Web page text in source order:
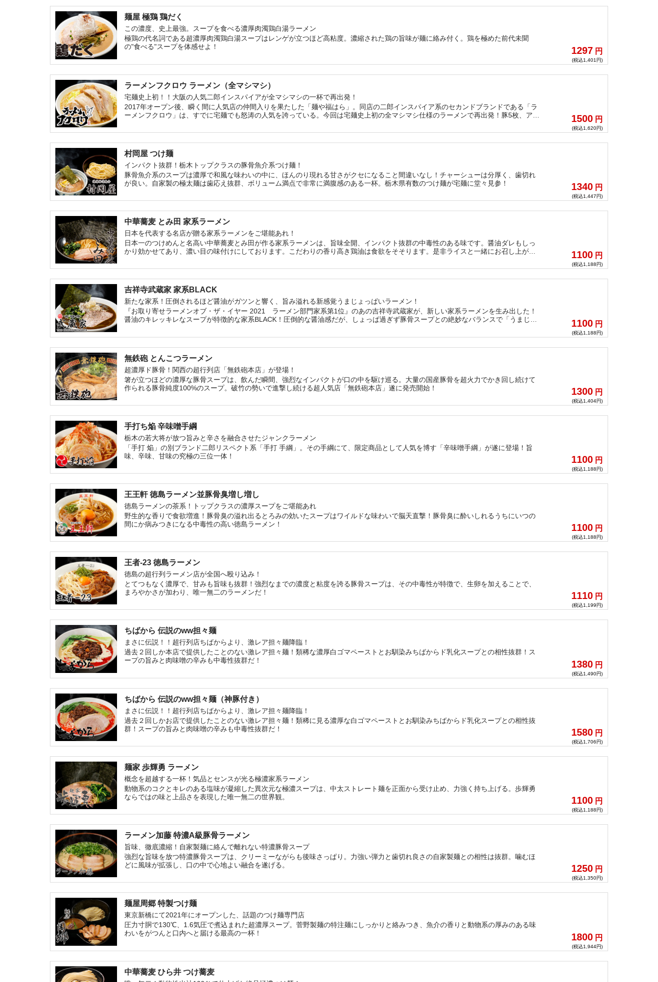
麺屋 極鶏 鶏だく
この濃度、史上最強。スープを食べる濃厚肉濁鶏白湯ラーメン
極鶏の代名詞である超濃厚肉濁鶏白湯スープはレンゲが立つほど高粘度。濃縮された鶏の旨味が麺に絡み付く。鶏を極めた前代未聞
の"食べる"スープを体感せよ！
1297 円
(税込1,401円)
ラーメンフクロウ ラーメン（全マシマシ）
宅麺史上初！！大阪の人気二郎インスパイアが全マシマシの一杯で再出発！
2017年オープン後、瞬く間に人気店の仲間入りを果たした「麺や福はら」。同店の二郎インスパイア系のセカンドブランドである「ラ
ーメンフクロウ」は、すでに宅麺でも怒涛の人気を誇っている。今回は宅麺史上初の全マシマシ仕様のラーメンで再出発！豚5枚、アブ
1500 円
(税込1,620円)
村岡屋 つけ麺
インパクト抜群！栃木トップクラスの豚骨魚介系つけ麺！
豚骨魚介系のスープは濃厚で和風な味わいの中に、ほんのり現れる甘さがクセになること間違いなし！チャーシューは分厚く、歯切れ
が良い。自家製の極太麺は歯応え抜群、ボリューム満点で非常に満腹感のある一杯。栃木県有数のつけ麺が宅麺に堂々見参！
1340 円
(税込1,447円)
中華蕎麦 とみ田 家系ラーメン
日本を代表する名店が贈る家系ラーメンをご堪能あれ！
日本一のつけめんと名高い中華蕎麦とみ田が作る家系ラーメンは、旨味全開、インパクト抜群の中毒性のある味です。醤油ダレもしっ
かり効かせてあり、濃い目の味付けにしております。こだわりの香り高き鶏油は食欲をそそります。是非ライスと一緒にお召し上がり
1100 円
(税込1,188円)
吉祥寺武蔵家 家系BLACK
新たな家系！圧倒されるほど醤油がガツンと響く、旨み溢れる新感覚うまじょっぱいラーメン！
『お取り寄せラーメンオブ・ザ・イヤー 2021 ラーメン部門家系第1位』のあの吉祥寺武蔵家が、新しい家系ラーメンを生み出した！
醤油のキレッキレなスープが特徴的な家系BLACK！圧倒的な醤油感だが、しょっぱ過ぎず豚骨スープとの絶妙なバランスで「うまじょ
く、間違いなくご飯が欲しくなる一杯だ。うまじょっぱスープと一緒に大量のライスを頬張るほど掻き込んで食していただきたい！！
1100 円
(税込1,188円)
無鉄砲 とんこつラーメン
超濃厚ド豚骨！関西の超行列店「無鉄砲本店」が登場！
箸が立つほどの濃厚な豚骨スープは、飲んだ瞬間、強烈なインパクトが口の中を駆け巡る。大量の国産豚骨を超火力でかき回し続けて
作られる豚骨純度100%のスープ。破竹の勢いで進撃し続ける超人気店「無鉄砲本店」遂に発売開始！
1300 円
(税込1,404円)
手打ち焔 辛味噌手綱
栃木の若大将が放つ旨みと辛さを融合させたジャンクラーメン
「手打 焔」の別ブランド二郎リスペクト系「手打 手綱」。その手綱にて、限定商品として人気を博す「辛味噌手綱」が遂に登場！旨
味、辛味、甘味の究極の三位一体！
1100 円
(税込1,188円)
王王軒 徳島ラーメン並豚骨臭増し増し
徳島ラーメンの茶系！トップクラスの濃厚スープをご堪能あれ
野生的な香りで食欲増進！豚骨臭の溢れ出るとろみの効いたスープはワイルドな味わいで脳天直撃！豚骨臭に酔いしれるうちにいつの
間にか病みつきになる中毒性の高い徳島ラーメン！
1100 円
(税込1,188円)
王者-23 徳島ラーメン
徳島の超行列ラーメン店が全国へ殴り込み！
とてつもなく濃厚で、甘みも旨味も抜群！強烈なまでの濃度と粘度を誇る豚骨スープは、その中毒性が特徴で、生卵を加えることで、
まろやかさが加わり、唯一無二のラーメンだ！
1110 円
(税込1,199円)
ちばから 伝説のww担々麺
まさに伝説！！超行列店ちばからより、激レア担々麺降臨！
過去２回しか本店で提供したことのない激レア担々麺！類稀な濃厚白ゴマペーストとお馴染みちばからド乳化スープとの相性抜群！ス
ープの旨みと肉味噌の辛みも中毒性抜群だ！
1380 円
(税込1,490円)
ちばから 伝説のww担々麺（神豚付き）
まさに伝説！！超行列店ちばからより、激レア担々麺降臨！
過去２回しかお店で提供したことのない激レア担々麺！類稀に見る濃厚な白ゴマペーストとお馴染みちばからド乳化スープとの相性抜
群！スープの旨みと肉味噌の辛みも中毒性抜群だ！
1580 円
(税込1,706円)
麺家 歩輝勇 ラーメン
概念を超越する一杯！気品とセンスが光る極濃家系ラーメン
動物系のコクとキレのある塩味が凝縮した異次元な極濃スープは、中太ストレート麺を正面から受け止め、力強く持ち上げる。歩輝勇
ならではの味と上品さを表現した唯一無二の世界観。
1100 円
(税込1,188円)
ラーメン加藤 特濃A級豚骨ラーメン
旨味、徹底濃縮！自家製麺に絡んで離れない特濃豚骨スープ
強烈な旨味を放つ特濃豚骨スープは、クリーミーながらも後味さっぱり。力強い弾力と歯切れ良さの自家製麺との相性は抜群。噛むほ
どに風味が拡張し、口の中で心地よい融合を遂げる。
1250 円
(税込1,350円)
麺屋周郷 特製つけ麺
東京新橋にて2021年にオープンした、話題のつけ麺専門店
圧力寸胴で130℃、1.6気圧で煮込まれた超濃厚スープ。菅野製麺の特注麺にしっかりと絡みつき、魚介の香りと動物系の厚みのある味
わいをがつんと口内へと届ける最高の一杯！
1800 円
(税込1,944円)
中華蕎麦 ひら井 つけ蕎麦